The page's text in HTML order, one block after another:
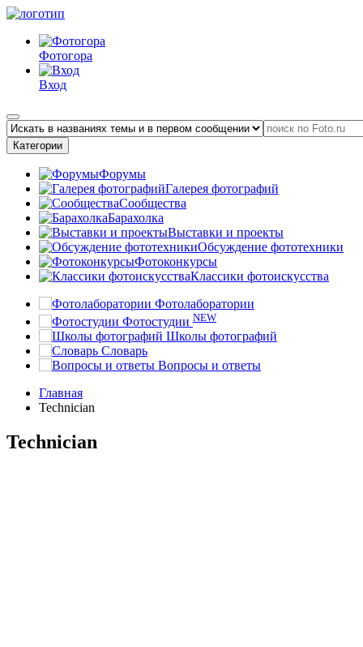
Фотогора
Вход
Категории
Форумы
Галерея фотографий
Сообщества
Барахолка
Выставки и проекты
Обсуждение фототехники
Фотоконкурсы
Классики фотоискусства
Фотолаборатории
Фотостудии NEW
Школы фотографий
Словарь
Вопросы и ответы
Главная
Technician
Technician